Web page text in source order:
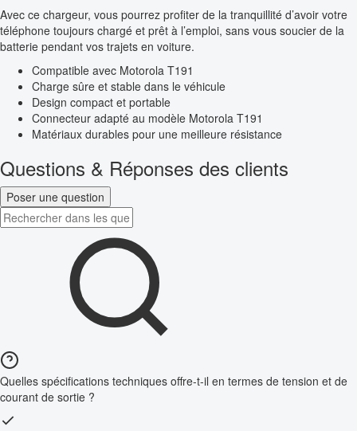
Avec ce chargeur, vous pourrez profiter de la tranquillité d’avoir votre
téléphone toujours chargé et prêt à l’emploi, sans vous soucier de la
batterie pendant vos trajets en voiture.
Compatible avec Motorola T191
Charge sûre et stable dans le véhicule
Design compact et portable
Connecteur adapté au modèle Motorola T191
Matériaux durables pour une meilleure résistance
Questions & Réponses des clients
Poser une question
Quelles spécifications techniques offre-t-il en termes de tension et de
courant de sortie ?